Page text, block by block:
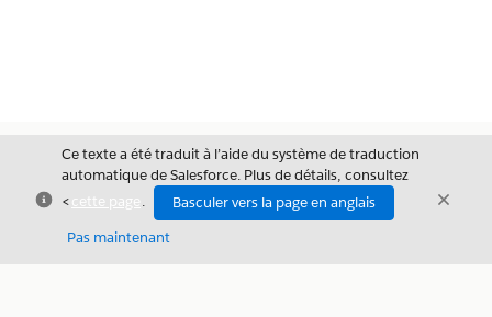
Fermer
Ce texte a été traduit à l’aide du système de traduction
automatique de Salesforce. Plus de détails, consultez
<cette page .
Basculer vers la page en anglais
Pas maintenant
Fermer